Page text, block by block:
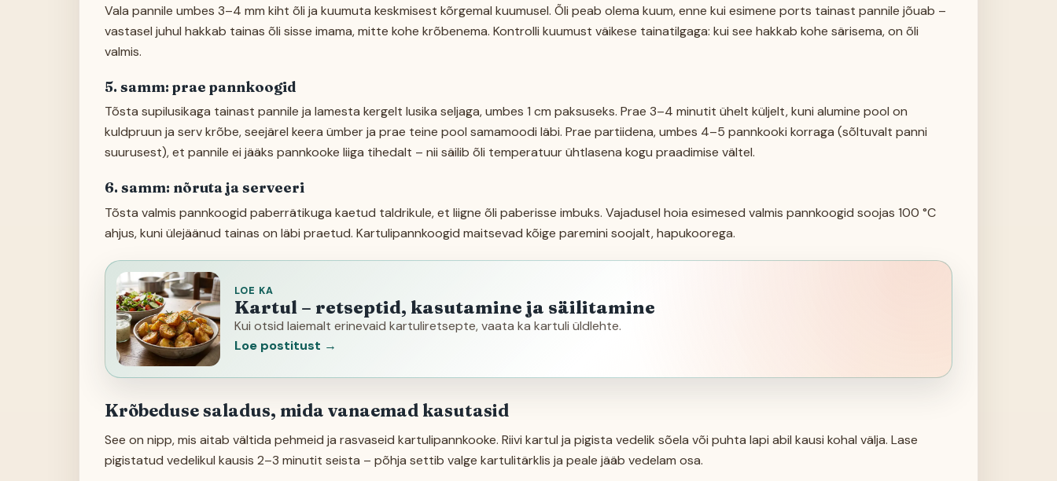
Vala pannile umbes 3–4 mm kiht õli ja kuumuta keskmisest kõrgemal kuumusel. Õli peab olema kuum, enne kui esimene ports tainast pannile jõuab –
vastasel juhul hakkab tainas õli sisse imama, mitte kohe krõbenema. Kontrolli kuumust väikese tainatilgaga: kui see hakkab kohe särisema, on õli
valmis.
5. samm: prae pannkoogid
Tõsta supilusikaga tainast pannile ja lamesta kergelt lusika seljaga, umbes 1 cm paksuseks. Prae 3–4 minutit ühelt küljelt, kuni alumine pool on
kuldpruun ja serv krõbe, seejärel keera ümber ja prae teine pool samamoodi läbi. Prae partiidena, umbes 4–5 pannkooki korraga (sõltuvalt panni
suurusest), et pannile ei jääks pannkooke liiga tihedalt – nii säilib õli temperatuur ühtlasena kogu praadimise vältel.
6. samm: nõruta ja serveeri
Tõsta valmis pannkoogid paberrätikuga kaetud taldrikule, et liigne õli paberisse imbuks. Vajadusel hoia esimesed valmis pannkoogid soojas 100 °C
ahjus, kuni ülejäänud tainas on läbi praetud. Kartulipannkoogid maitsevad kõige paremini soojalt, hapukoorega.
LOE KA
Kartul – retseptid, kasutamine ja säilitamine
Kui otsid laiemalt erinevaid kartuliretsepte, vaata ka kartuli üldlehte.
Loe postitust →
Krõbeduse saladus, mida vanaemad kasutasid
See on nipp, mis aitab vältida pehmeid ja rasvaseid kartulipannkooke. Riivi kartul ja pigista vedelik sõela või puhta lapi abil kausi kohal välja. Lase
pigistatud vedelikul kausis 2–3 minutit seista – põhja settib valge kartulitärklis ja peale jääb vedelam osa.